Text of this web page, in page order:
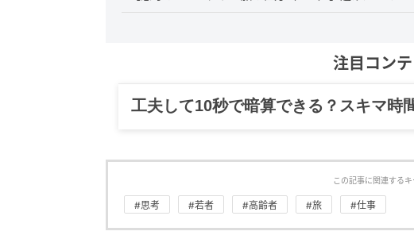
注目コン
グルメ、ギャグ、子育て、旅行記……
この記事に関連するキ
#思考 #若者 #高齢者 #旅 #仕事